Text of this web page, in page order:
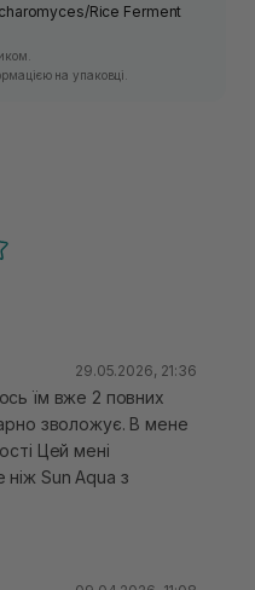
Rice Ferment
на упаковці.
29.05.2026, 21:36
їм вже 2 повних
зволожує. В мене
Цей мені
Sun Aqua з